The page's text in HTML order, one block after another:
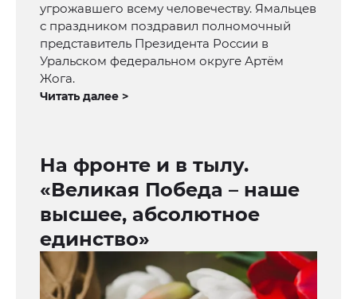
угрожавшего всему человечеству. Ямальцев
с праздником поздравил полномочный
представитель Президента России в
Уральском федеральном округе Артём
Жога.
Читать далее >
На фронте и в тылу.
«Великая Победа – наше
высшее, абсолютное
единство»